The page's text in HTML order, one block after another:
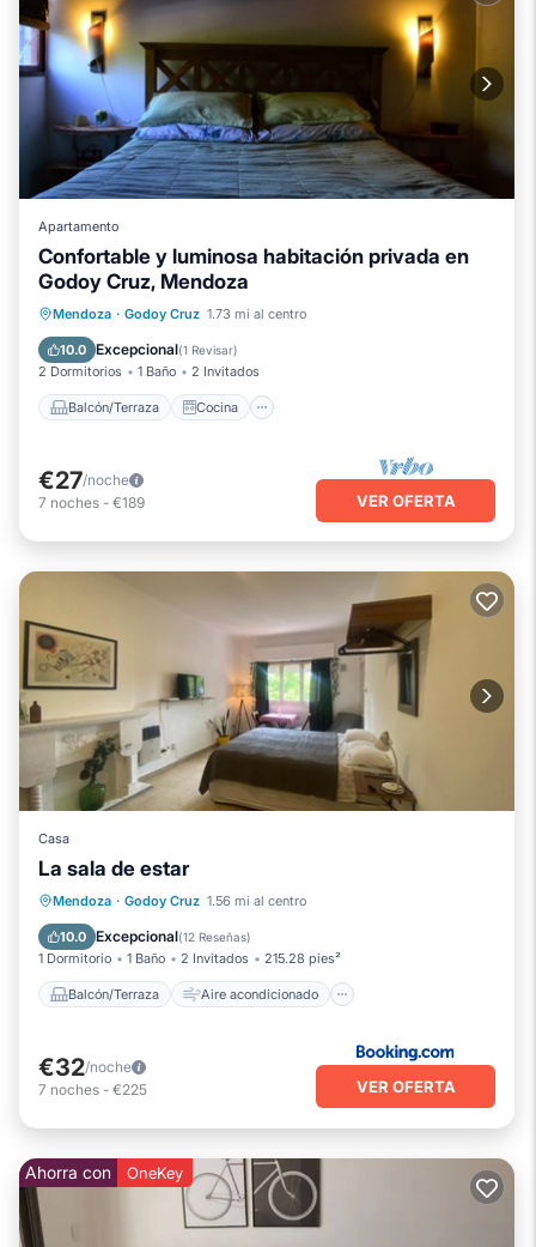
Apartamento
Confortable y luminosa habitación privada en
Godoy Cruz, Mendoza
Mendoza · Godoy Cruz 1.73 mi al centro
10.0 Excepcional(1 Revisar)
2 Dormitorios 1 Baño 2 Invitados
Balcón/Terraza Cocina
Balcón/Terraza
Cocina
Aire acondicionado
€27/noche
7 noches - €189 VER OFERTA
Casa
La sala de estar
Mendoza · Godoy Cruz 1.56 mi al centro
10.0 Excepcional(12 Reseñas)
1 Dormitorio 1 Baño 2 Invitados 215.28 pies²
Balcón/Terraza Aire acondicionado
Balcón/Terraza
Aire acondicionado
Internet
€32/noche
7 noches - €225 VER OFERTA
Ahorra con OneKey